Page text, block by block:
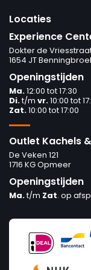
Locaties
Experience
Dokter de Vriesstraat
1654 JT
Openingstijden
Ma.12:00 tot 17:30
Di.t/m vr.10:00 tot
Zat.10:00 tot 17:00
Outlet Kachels
De Veken 121
1716 KG Opmeer
Openingstijden
Ma.t/m Zat. op